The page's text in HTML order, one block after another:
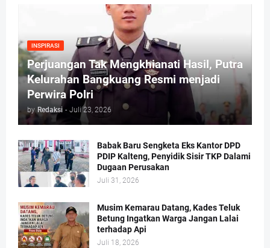
INSPIRASI
Perjuangan Tak Mengkhianati Hasil, Putra
Kelurahan Bangkuang Resmi menjadi
Perwira Polri
by Redaksi - Juli 23, 2026
Babak Baru Sengketa Eks Kantor DPD
PDIP Kalteng, Penyidik Sisir TKP Dalami
Dugaan Perusakan
Juli 31, 2026
Musim Kemarau Datang, Kades Teluk
Betung Ingatkan Warga Jangan Lalai
terhadap Api
Juli 18, 2026